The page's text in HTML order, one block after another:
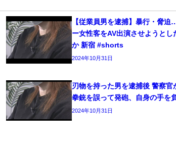
【従業員男を逮捕】暴行・脅迫
ー女性客をAV出演させようとし
か 新宿 #shorts
2024年10月31日
刃物を持った男を逮捕後 警察官
拳銃を誤って発砲、自身の手を
2024年10月31日